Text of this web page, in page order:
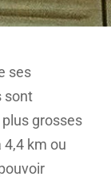
ses
sont
grosses
km ou